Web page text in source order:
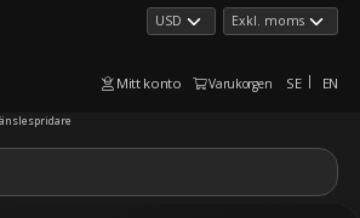
Mitt konto Varukorgen SE EN